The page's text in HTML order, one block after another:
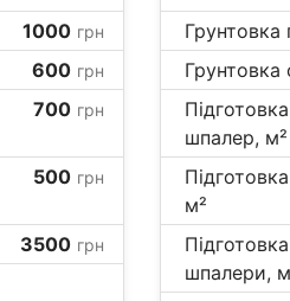
1000 грн
600 грн
700 грн
500 грн
3500 грн
Грунтовка
Грунтовка
шпалер, м²
м²
шпалери,